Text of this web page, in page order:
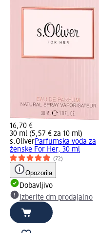
16,70 €
30 ml (5,57 € za 10 ml)
s.OliverParfumska voda za
ženske For Her, 30 ml
(72)
Opozorila
Dobavljivo
Izberite dm prodajalno